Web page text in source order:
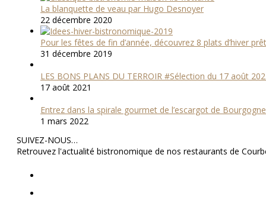
La blanquette de veau par Hugo Desnoyer
22 décembre 2020
Pour les fêtes de fin d’année, découvrez 8 plats d’hiver
31 décembre 2019
LES BONS PLANS DU TERROIR #Sélection du 17 août
17 août 2021
Entrez dans la spirale gourmet de l’escargot de
1 mars 2022
SUIVEZ-NOUS…
Retrouvez l'actualité bistronomique de nos restaurants de